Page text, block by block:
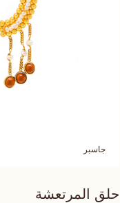
جاسبر
حلق المرتعشة